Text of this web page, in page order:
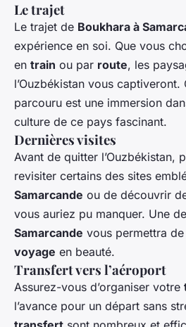
Le trajet
Le trajet de Boukhara à
expérience en soi. Que vous
en train ou par route, les
l’Ouzbékistan vous
parcouru est une immersion
culture de ce pays fascinant.
Dernières visites
Avant de quitter l’Ouzbékistan,
revisiter certains des sites
Samarcande ou de découvrir
vous auriez pu manquer. Une
Samarcande vous permettra
voyage en beauté.
Transfert vers l’aéroport
Assurez-vous d’organiser votre
l’avance pour un départ sans